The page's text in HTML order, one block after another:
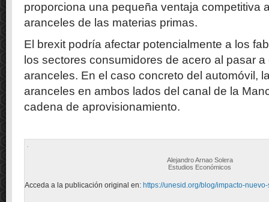
proporciona una pequeña ventaja competitiva
aranceles de las materias primas.
El brexit podría afectar potencialmente a los
los sectores consumidores de acero al pasar
aranceles. En el caso concreto del automóvil,
aranceles en ambos lados del canal de la
cadena de aprovisionamiento.
Alejandro Arnao Solera
Estudios Económicos
Acceda a la publicación original en: https://unesid.org/blog/impacto-